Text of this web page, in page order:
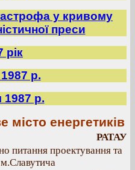
у кривому
преси
рік
р.
1987 р.
енергетиків
РАТАУ
питання проектування та